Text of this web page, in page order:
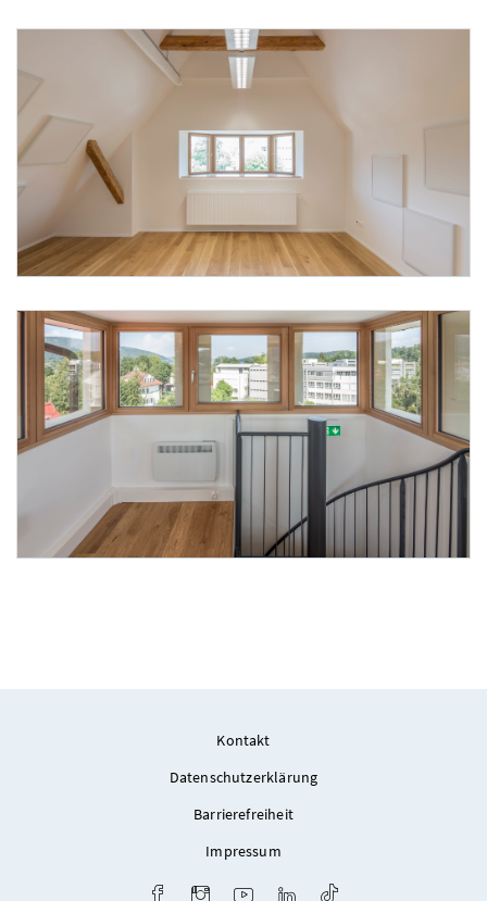
Foto 18: ARCH+MORE ZT GmbH
Foto 19: ARCH+MORE ZT GmbH
Kontakt
Datenschutzerklärung
Barrierefreiheit
Impressum
FacebookInstagramYoutube LinkedIn